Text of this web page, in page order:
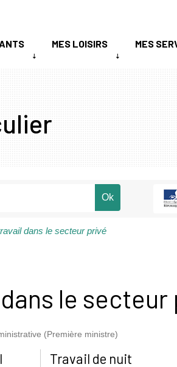
MES LOISIRS MES
dans le secteur privé
le secteur
(Première ministre)
Travail de nuit